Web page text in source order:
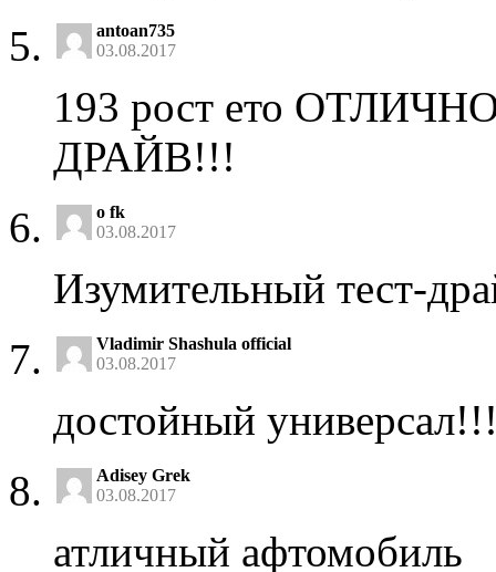
antoan735
03.08.2017
193 рост ето
ДРАЙВ!!!
o fk
03.08.2017
Изумительный тест-
Vladimir Shashula official
03.08.2017
достойный
Adisey Grek
03.08.2017
атличный афтомобиль